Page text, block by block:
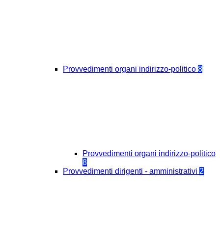
Provvedimenti organi indirizzo-politico 8
Provvedimenti organi indirizzo-politico
8
Provvedimenti dirigenti - amministrativi 2